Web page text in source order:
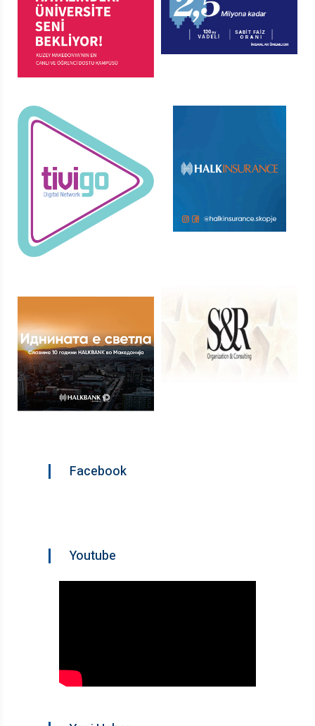
Facebook
Youtube